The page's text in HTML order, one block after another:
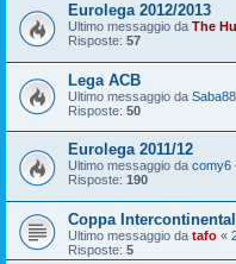
Eurolega 2012/2013
Ultimo messaggio da The
Risposte: 57
Lega ACB
Ultimo messaggio da Saba88
Risposte: 50
Eurolega 2011/12
Ultimo messaggio da comy6
Risposte: 190
Coppa
Ultimo messaggio da tafo «
Risposte: 5